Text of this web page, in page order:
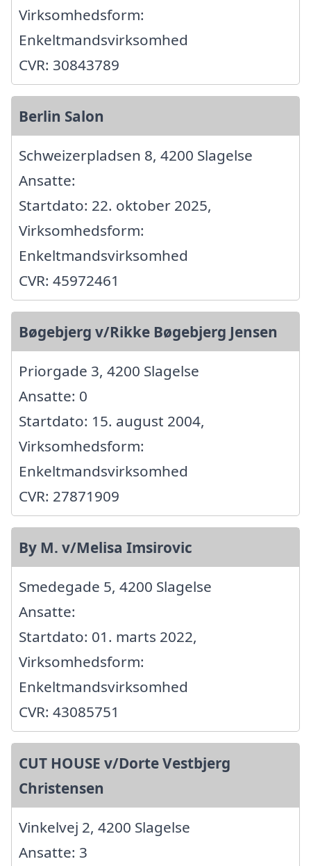
Virksomhedsform:
Enkeltmandsvirksomhed
CVR: 30843789
Berlin Salon
Schweizerpladsen 8, 4200 Slagelse
Ansatte:
Startdato: 22. oktober 2025,
Virksomhedsform:
Enkeltmandsvirksomhed
CVR: 45972461
Bøgebjerg v/Rikke Bøgebjerg Jensen
Priorgade 3, 4200 Slagelse
Ansatte: 0
Startdato: 15. august 2004,
Virksomhedsform:
Enkeltmandsvirksomhed
CVR: 27871909
By M. v/Melisa Imsirovic
Smedegade 5, 4200 Slagelse
Ansatte:
Startdato: 01. marts 2022,
Virksomhedsform:
Enkeltmandsvirksomhed
CVR: 43085751
CUT HOUSE v/Dorte Vestbjerg
Christensen
Vinkelvej 2, 4200 Slagelse
Ansatte: 3